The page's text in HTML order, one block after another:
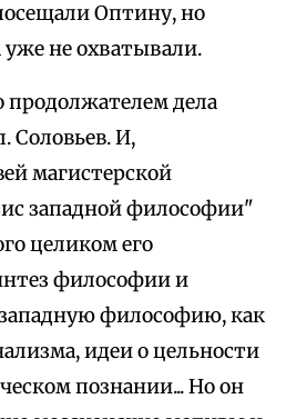
Оптину, но
уже не охватывали.
продолжателем дела
Соловьев. И,
магистерской
западной философии"
целиком его
философии и
западную философию, как
идеи о цельности
познании... Но он